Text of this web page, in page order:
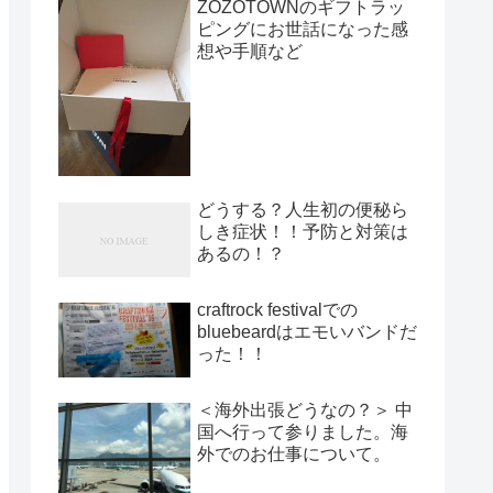
ZOZOTOWNのギフトラッ
ピングにお世話になった感
想や手順など
どうする？人生初の便秘ら
しき症状！！予防と対策は
あるの！？
craftrock festivalでの
bluebeardはエモいバンドだ
った！！
＜海外出張どうなの？＞ 中
国へ行って参りました。海
外でのお仕事について。